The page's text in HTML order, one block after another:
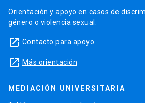
Orientación y apoyo en casos de
género o violencia sexual.
launch Contacto para apoyo
launch Más orientación
MEDIACIÓN UNIVERSITARIA